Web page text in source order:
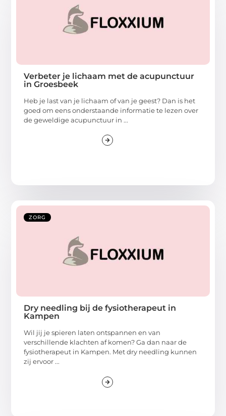
Verbeter je lichaam met de acupunctuur
in Groesbeek
Heb je last van je lichaam of van je geest? Dan is het
goed om eens onderstaande informatie te lezen over
de geweldige acupunctuur in ...
ZORG
Dry needling bij de fysiotherapeut in
Kampen
Wil jij je spieren laten ontspannen en van
verschillende klachten af komen? Ga dan naar de
fysiotherapeut in Kampen. Met dry needling kunnen
zij ervoor ...